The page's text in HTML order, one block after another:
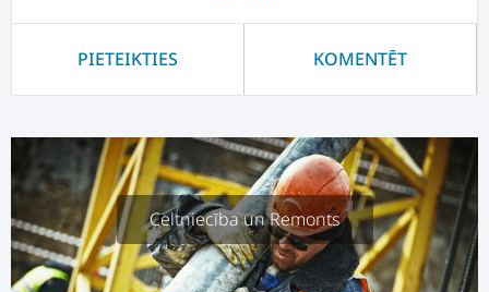
PIETEIKTIES KOMENTĒT
Celtniecība un Remonts